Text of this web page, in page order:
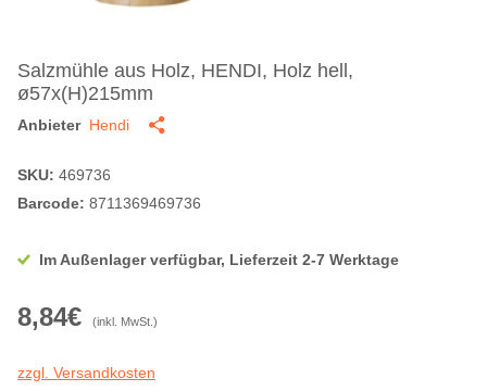
Salzmühle aus Holz, HENDI, Holz hell,
ø57x(H)215mm
Anbieter Hendi
SKU: 469736
Barcode: 8711369469736
Im Außenlager verfügbar, Lieferzeit 2-7 Werktage
8,84€ (inkl. MwSt.)
zzgl. Versandkosten